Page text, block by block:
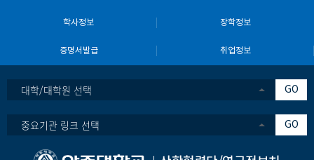
학사정보 장학정보
증명서발급 취업정보
대학/대학원 선택 GO
중요기관 링크 선택 GO